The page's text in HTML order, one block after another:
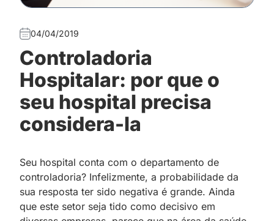
04/04/2019
Controladoria
Hospitalar: por que o
seu hospital precisa
considera-la
Seu hospital conta com o departamento de
controladoria? Infelizmente, a probabilidade da
sua resposta ter sido negativa é grande. Ainda
que este setor seja tido como decisivo em